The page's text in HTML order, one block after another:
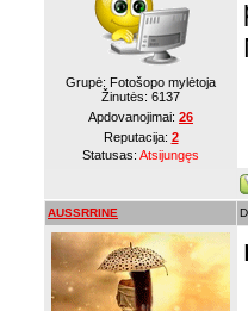
Grupė: Fotošopo mylėtoja
Žinutės: 6137
Apdovanojimai: 26
Reputacija: 2
Statusas: Atsijungęs
AUSSRRINE